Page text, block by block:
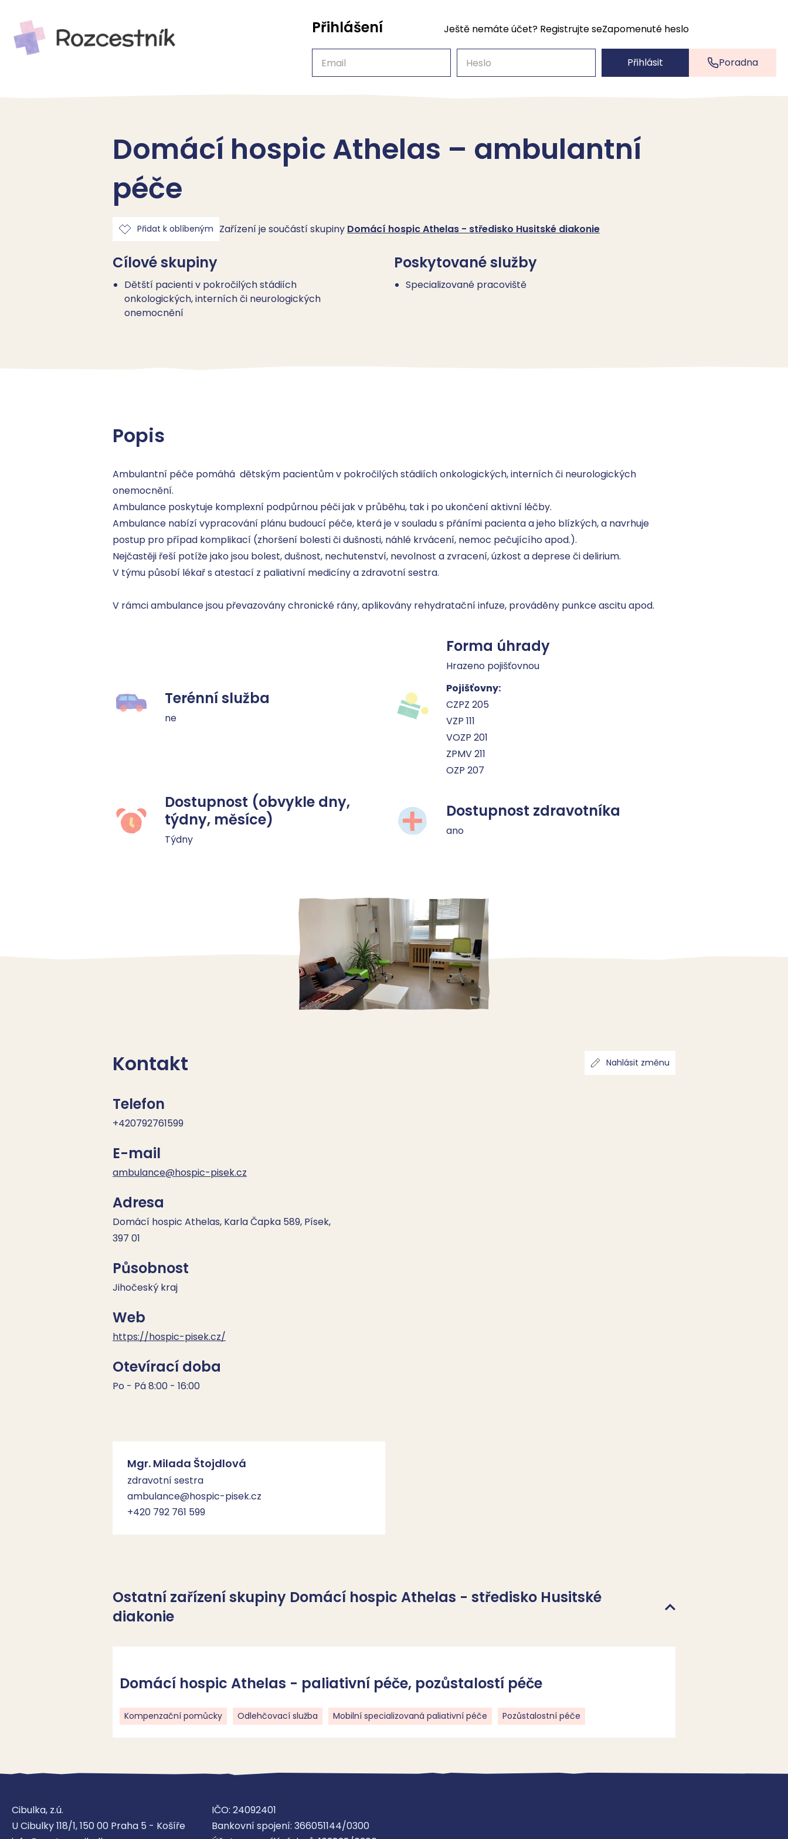
Poradna
Přihlášení Ještě nemáte účet? Registrujte seZapomenuté heslo
Přihlásit
Domácí hospic Athelas – ambulantní
péče
Přidat k oblíbeným Zařízení je součástí skupiny Domácí hospic Athelas - středisko Husitské diakonie
Cílové skupiny
Dětští pacienti v pokročilých stádiích
onkologických, interních či neurologických
onemocnění
Poskytované služby
Specializované pracoviště
Popis
Ambulantní péče pomáhá  dětským pacientům v pokročilých stádiích onkologických, interních či neurologických
onemocnění.
Ambulance poskytuje komplexní podpůrnou péči jak v průběhu, tak i po ukončení aktivní léčby.
Ambulance nabízí vypracování plánu budoucí péče, která je v souladu s přáními pacienta a jeho blízkých, a navrhuje
postup pro případ komplikací (zhoršení bolesti či dušnosti, náhlé krvácení, nemoc pečujícího apod.).
Nejčastěji řeší potíže jako jsou bolest, dušnost, nechutenství, nevolnost a zvracení, úzkost a deprese či delirium.
V týmu působí lékař s atestací z paliativní medicíny a zdravotní sestra.
V rámci ambulance jsou převazovány chronické rány, aplikovány rehydratační infuze, prováděny punkce ascitu apod.
Terénní služba
ne
Forma úhrady
Hrazeno pojišťovnou
Pojišťovny:
CZPZ 205
VZP 111
VOZP 201
ZPMV 211
OZP 207
Dostupnost (obvykle dny,
týdny, měsíce)
Týdny
Dostupnost zdravotníka
ano
Kontakt Nahlásit změnu
Telefon
+420792761599
E-mail
ambulance@hospic-pisek.cz
Adresa
Domácí hospic Athelas, Karla Čapka 589, Písek,
397 01
Působnost
Jihočeský kraj
Web
https://hospic-pisek.cz/
Otevírací doba
Po - Pá 8:00 - 16:00
Mgr. Milada Štojdlová
zdravotní sestra
ambulance@hospic-pisek.cz
+420 792 761 599
Ostatní zařízení skupiny Domácí hospic Athelas - středisko Husitské
diakonie
Domácí hospic Athelas - paliativní péče, pozůstalostí péče
Kompenzační pomůcky Odlehčovací služba Mobilní specializovaná paliativní péče Pozůstalostní péče
Cibulka, z.ú.
U Cibulky 118/1, 150 00 Praha 5 - Košíře
IČO: 24092401
Bankovní spojení: 366051144/0300